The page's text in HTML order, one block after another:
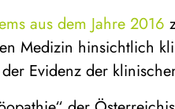
aus dem Jahre 2016
Medizin hinsichtlich
Evidenz der